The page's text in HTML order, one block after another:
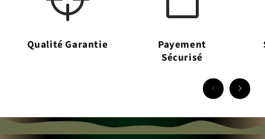
Qualité Garantie
Payement
Sécurisé